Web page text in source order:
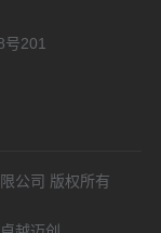
201
公司 版权所有